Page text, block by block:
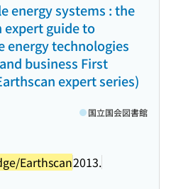
energy systems : the
expert guide to
energy technologies
business First
expert series)
Earthscan2013.
国立国会図書館